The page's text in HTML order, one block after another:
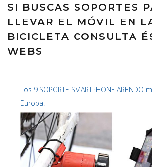
SI BUSCAS SOPORTES
LLEVAR EL MÓVIL EN
BICICLETA CONSULTA
WEBS
Los 9 SOPORTE SMARTPHONE ARENDO
Europa: